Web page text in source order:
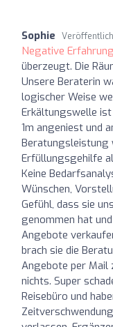
Sophie
Negative
überzeugt. Die
Unsere Beraterin
logischer Weise
Erkältungswelle
1m angeniest und
Beratungsleistung
Erfüllungsgehilfe
Keine
Wünschen,
Gefühl, dass sie
genommen hat
Angebote
brach sie die
Angebote per Mail
nichts. Super
Reisebüro und